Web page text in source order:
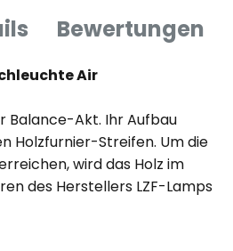
Bewertungen
Air
Balance-Akt. Ihr Aufbau
Holzfurnier-Streifen. Um die
wird das Holz im
des Herstellers LZF-Lamps
dünnen Band verarbeitet.